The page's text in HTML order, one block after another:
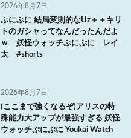
2026年8月7日
ぷにぷに 結局変則的なUz＋＋キリ
トのガシャってなんだったんだよ
ｗ 妖怪ウォッチぷにぷに レイ
太 #shorts
2026年8月7日
(ここまで強くなるぞ)アリスの特
殊能力大アップが最強すぎる 妖怪
ウォッチぷにぷに Youkai Watch